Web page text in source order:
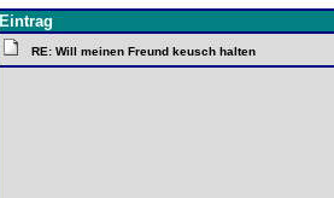
Eintrag
RE: Will meinen Freund keusch halten